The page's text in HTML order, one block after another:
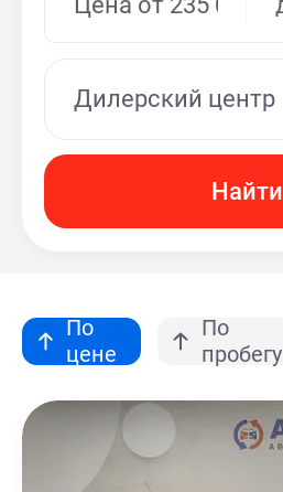
Дилерский центр
Найти
По
цене
По
пробегу